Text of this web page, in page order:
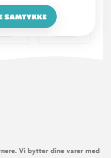
SAMTYKKE
Vi bytter dine varer med